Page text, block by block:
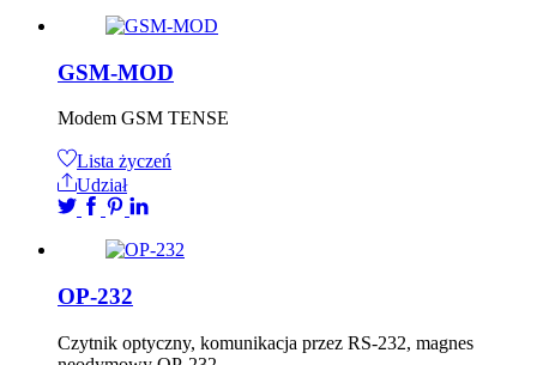
GSM-MOD
Modem GSM TENSE
Lista życzeń
Udział
OP-232
Czytnik optyczny, komunikacja przez RS-232, magnes